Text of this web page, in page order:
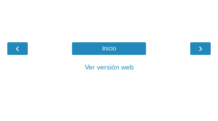
‹ ›
Inicio
Ver versión web